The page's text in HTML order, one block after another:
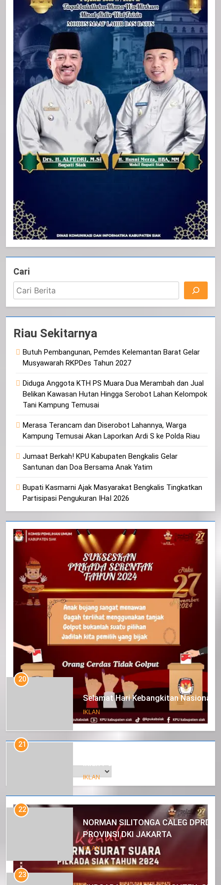
Cari
Riau Sekitarnya
Butuh Pembangunan, Pemdes Kelemantan Barat Gelar
Musyawarah RKPDes Tahun 2027
Diduga Anggota KTH PS Muara Dua Merambah dan Jual
Belikan Kawasan Hutan Hingga Serobot Lahan Kelompok
Tani Kampung Temusai
Merasa Terancam dan Diserobot Lahannya, Warga
Kampung Temusai Akan Laporkan Ardi S ke Polda Riau
Jumaat Berkah! KPU Kabupaten Bengkalis Gelar
Santunan dan Doa Bersama Anak Yatim
Bupati Kasmarni Ajak Masyarakat Bengkalis Tingkatkan
Partisipasi Pengukuran IHaI 2026
Arsip
20
Selamat Hari Kebangkitan Nasional
IKLAN
21
Iklan Pemerintah Kabupaten Siak
IKLAN
22
NORMAN SILITONGA CALEG DPRD
PROVINSI DKI JAKARTA
IKLAN
23